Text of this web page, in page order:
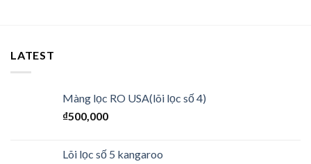
LATEST
Màng lọc RO USA(lõi lọc số 4)
₫500,000
Lõi lọc số 5 kangaroo